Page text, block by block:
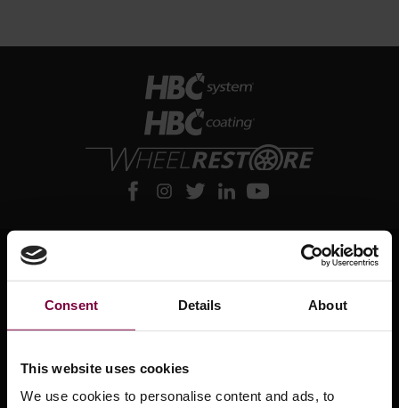
Consent Details About
This website uses cookies
We use cookies to personalise content and ads, to
За системата HBC
Опции за лизинг и финансиране
Обучение